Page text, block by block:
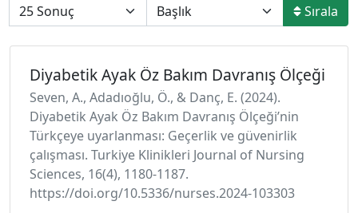
Sırala
Diyabetik Ayak Öz Bakım Davranış Ölçeği
Seven, A., Adadıoğlu, Ö., & Danç, E. (2024).
Diyabetik Ayak Öz Bakım Davranış Ölçeği’nin
Türkçeye uyarlanması: Geçerlik ve güvenirlik
çalışması. Turkiye Klinikleri Journal of Nursing
Sciences, 16(4), 1180-1187.
https://doi.org/10.5336/nurses.2024-103303